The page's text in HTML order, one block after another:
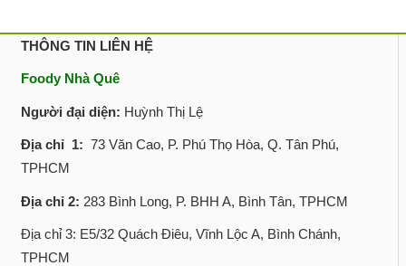
THÔNG TIN LIÊN HỆ
Foody Nhà Quê
Người đại diện: Huỳnh Thị Lệ
Địa chỉ 1: 73 Văn Cao, P. Phú Thọ Hòa, Q. Tân Phú,
TPHCM
Địa chỉ 2: 283 Bình Long, P. BHH A, Bình Tân, TPHCM
Địa chỉ 3: E5/32 Quách Điêu, Vĩnh Lộc A, Bình Chánh,
TPHCM